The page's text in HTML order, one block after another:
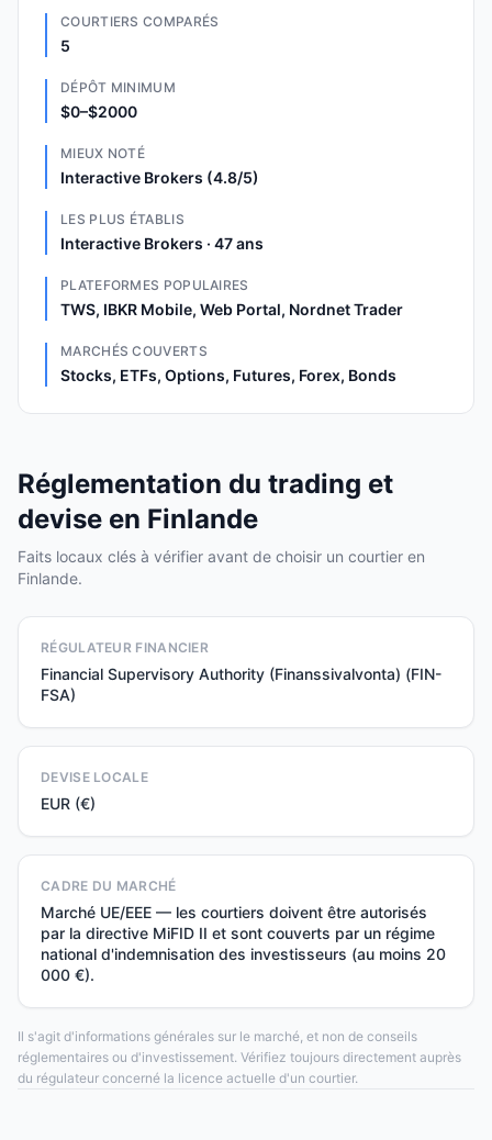
COURTIERS COMPARÉS
5
DÉPÔT MINIMUM
$0–$2000
MIEUX NOTÉ
Interactive Brokers (4.8/5)
LES PLUS ÉTABLIS
Interactive Brokers · 47 ans
PLATEFORMES POPULAIRES
TWS, IBKR Mobile, Web Portal, Nordnet Trader
MARCHÉS COUVERTS
Stocks, ETFs, Options, Futures, Forex, Bonds
Réglementation du trading et
devise en Finlande
Faits locaux clés à vérifier avant de choisir un courtier en
Finlande.
RÉGULATEUR FINANCIER
Financial Supervisory Authority (Finanssivalvonta) (FIN-
FSA)
DEVISE LOCALE
EUR (€)
CADRE DU MARCHÉ
Marché UE/EEE — les courtiers doivent être autorisés
par la directive MiFID II et sont couverts par un régime
national d'indemnisation des investisseurs (au moins 20
000 €).
Il s'agit d'informations générales sur le marché, et non de conseils
réglementaires ou d'investissement. Vérifiez toujours directement auprès
du régulateur concerné la licence actuelle d'un courtier.